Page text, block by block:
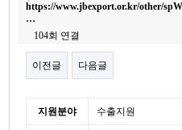
https://www.jbexport.or.kr/other/
…
104회 연결
이전글 다음글
본문
지원분야 수출지원